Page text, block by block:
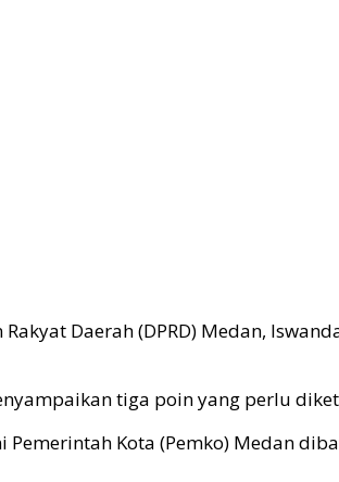
Rakyat Daerah (DPRD) Medan,
tiga poin yang perlu
Kota (Pemko) Medan